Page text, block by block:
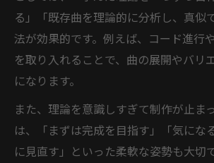
る」「既存曲を理論的に分析し、真似
法が効果的です。例えば、コード進行
を取り入れることで、曲の展開やバリ
になります。
また、理論を意識しすぎて制作が止ま
は、「まずは完成を目指す」「気にな
に見直す」といった柔軟な姿勢も大切